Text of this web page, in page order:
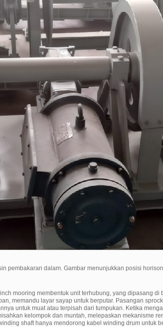
pembakaran dalam. Gambar menunjukkan posisi
mooring membentuk unit terhubung, yang dipasang
memandu layar sayap untuk berputar. Pasangan
untuk muat atau terpisah dari tumpukan. Ketika
kelompok dan muntah, melepaskan mekanisme
shaft hanya mendorong kabel winding drum untuk